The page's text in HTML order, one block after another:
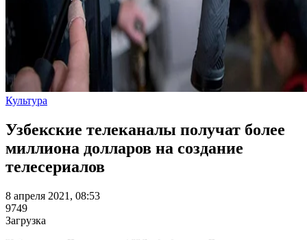
Культура
Узбекские телеканалы получат более
миллиона долларов на создание
телесериалов
8 апреля 2021, 08:53
9749
Загрузка